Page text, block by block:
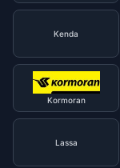
Kenda
Kormoran
Lassa